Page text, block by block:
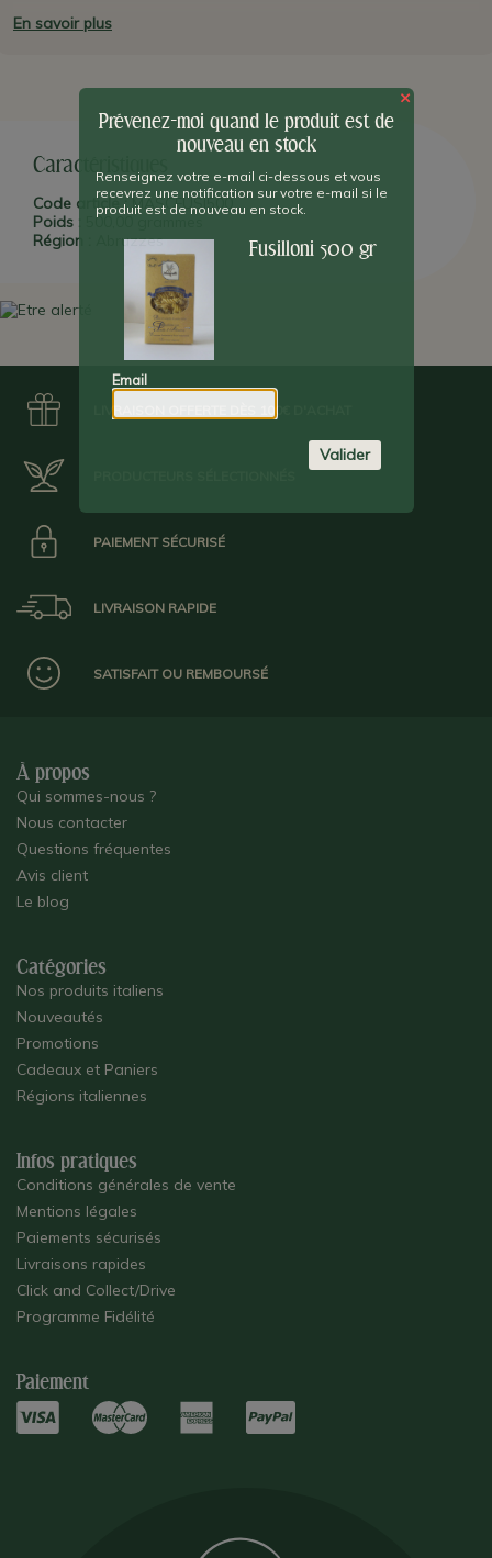
utilisées : semoules sélectionnées, d'un haut contenu en gluten
une méthode traditionnelle qui assure une rugosité
parfaite, pour mieux retenir la sauce et pour un goût idéal.
En savoir plus
Caractéristiques
Code article : MASCFUSI500
Poids :
500,00 grammes
Région :
Abruzzes
PAIEMENT SÉCURISÉ
LIVRAISON RAPIDE
SATISFAIT OU REMBOURSÉ
À propos
Qui sommes-nous ?
Nous contacter
Questions fréquentes
Avis client
Le blog
Catégories
Nos produits italiens
Nouveautés
Promotions
Cadeaux et Paniers
Régions italiennes
Infos pratiques
Conditions générales de vente
Mentions légales
Paiements sécurisés
Livraisons rapides
Click and Collect/Drive
Programme Fidélité
Paiement
×
Prévenez-moi quand le produit est de
nouveau en stock
Renseignez votre e-mail ci-dessous et vous
recevrez une notification sur votre e-mail si le
produit est de nouveau en stock.
Fusilloni 500 gr
Email
Valider